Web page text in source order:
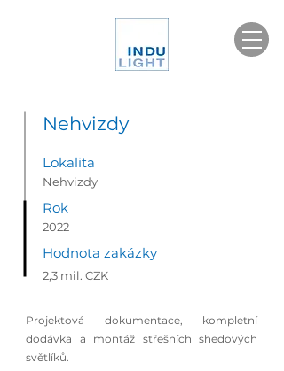
Nehvizdy
Lokalita
Nehvizdy
Rok
2022
Hodnota zakázky
2,3 mil. CZK
Projektová dokumentace, kompletní
dodávka a montáž střešních shedových
světlíků.